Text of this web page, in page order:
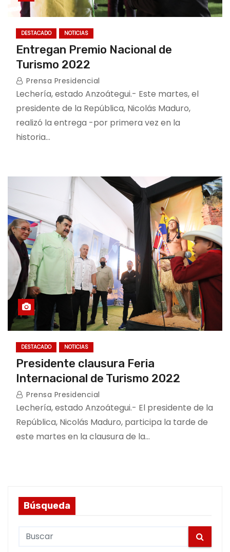
DESTACADO NOTICIAS
Entregan Premio Nacional de
Turismo 2022
Prensa Presidencial
Lechería, estado Anzoátegui.- Este martes, el
presidente de la República, Nicolás Maduro,
realizó la entrega -por primera vez en la
historia…
DESTACADO NOTICIAS
Presidente clausura Feria
Internacional de Turismo 2022
Prensa Presidencial
Lechería, estado Anzoátegui.- El presidente de la
República, Nicolás Maduro, participa la tarde de
este martes en la clausura de la…
Búsqueda